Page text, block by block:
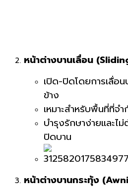
หน้าต่างบานเลื่อน
เปิด-ปิดโดยการเลื่อ
ข้าง
เหมาะสำหรับพื้นที่ที่จ
บำรุงรักษาง่ายและไ
ปิดบาน
หน้าต่างบานกระทุ้ง